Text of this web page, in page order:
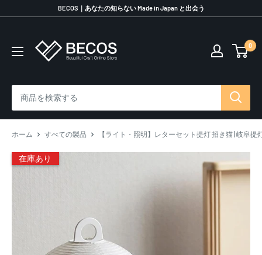
ッ
BECOS｜あなたの知らない Made in Japan と出会う
伝
品
ら
0
ホーム すべての製品 【ライト・照明】レターセット提灯 招き猫 | 岐阜提
在庫あり